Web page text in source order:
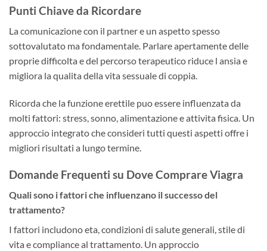
Punti Chiave da Ricordare
La comunicazione con il partner e un aspetto spesso
sottovalutato ma fondamentale. Parlare apertamente delle
proprie difficolta e del percorso terapeutico riduce l ansia e
migliora la qualita della vita sessuale di coppia.
Ricorda che la funzione erettile puo essere influenzata da
molti fattori: stress, sonno, alimentazione e attivita fisica. Un
approccio integrato che consideri tutti questi aspetti offre i
migliori risultati a lungo termine.
Domande Frequenti su Dove Comprare Viagra
Quali sono i fattori che influenzano il successo del
trattamento?
I fattori includono eta, condizioni di salute generali, stile di
vita e compliance al trattamento. Un approccio